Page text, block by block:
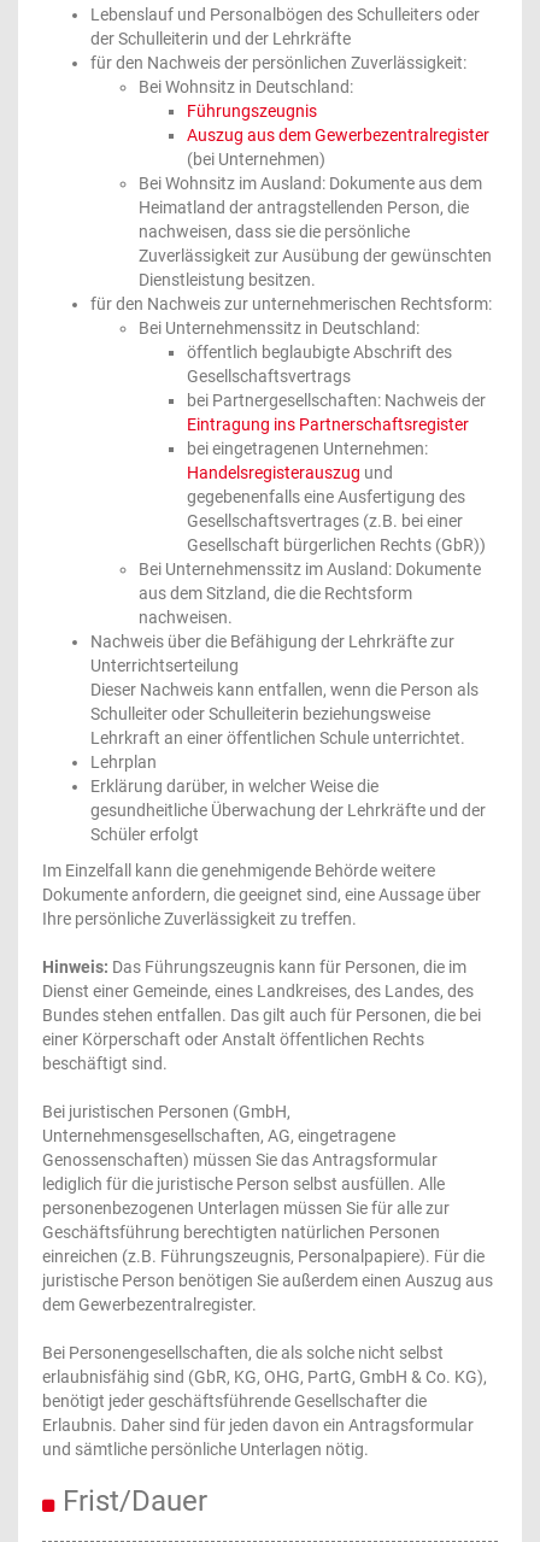
Lebenslauf und Personalbögen des Schulleiters oder
der Schulleiterin und der Lehrkräfte
für den Nachweis der persönlichen Zuverlässigkeit:
Bei Wohnsitz in Deutschland:
Führungszeugnis
Auszug aus dem Gewerbezentralregister
(bei Unternehmen)
Bei Wohnsitz im Ausland: Dokumente aus dem
Heimatland der antragstellenden Person, die
nachweisen, dass sie die persönliche
Zuverlässigkeit zur Ausübung der gewünschten
Dienstleistung besitzen.
für den Nachweis zur unternehmerischen Rechtsform:
Bei Unternehmenssitz in Deutschland:
öffentlich beglaubigte Abschrift des
Gesellschaftsvertrags
bei Partnergesellschaften: Nachweis der
Eintragung ins Partnerschaftsregister
bei eingetragenen Unternehmen:
Handelsregisterauszug und
gegebenenfalls eine Ausfertigung des
Gesellschaftsvertrages (z.B. bei einer
Gesellschaft bürgerlichen Rechts (GbR))
Bei Unternehmenssitz im Ausland: Dokumente
aus dem Sitzland, die die Rechtsform
nachweisen.
Nachweis über die Befähigung der Lehrkräfte zur
Unterrichtserteilung
Dieser Nachweis kann entfallen, wenn die Person als
Schulleiter oder Schulleiterin beziehungsweise
Lehrkraft an einer öffentlichen Schule unterrichtet.
Lehrplan
Erklärung darüber, in welcher Weise die
gesundheitliche Überwachung der Lehrkräfte und der
Schüler erfolgt
Im Einzelfall kann die genehmigende Behörde weitere
Dokumente anfordern, die geeignet sind, eine Aussage über
Ihre persönliche Zuverlässigkeit zu treffen.
Hinweis: Das Führungszeugnis kann für Personen, die im
Dienst einer Gemeinde, eines Landkreises, des Landes, des
Bundes stehen entfallen. Das gilt auch für Personen, die bei
einer Körperschaft oder Anstalt öffentlichen Rechts
beschäftigt sind.
Bei juristischen Personen (GmbH,
Unternehmensgesellschaften, AG, eingetragene
Genossenschaften) müssen Sie das Antragsformular
lediglich für die juristische Person selbst ausfüllen. Alle
personenbezogenen Unterlagen müssen Sie für alle zur
Geschäftsführung berechtigten natürlichen Personen
einreichen (z.B. Führungszeugnis, Personalpapiere). Für die
juristische Person benötigen Sie außerdem einen Auszug aus
dem Gewerbezentralregister.
Bei Personengesellschaften, die als solche nicht selbst
erlaubnisfähig sind (GbR, KG, OHG, PartG, GmbH & Co. KG),
benötigt jeder geschäftsführende Gesellschafter die
Erlaubnis. Daher sind für jeden davon ein Antragsformular
und sämtliche persönliche Unterlagen nötig.
Frist/Dauer